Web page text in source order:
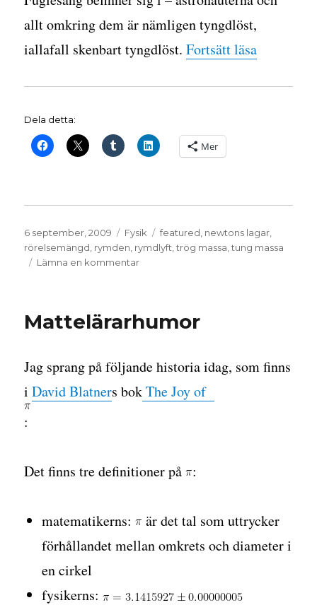
allt omkring dem är nämligen tyngdlöst,
iallafall skenbart tyngdlöst.Fortsätt läsa”Svenskt
Dela detta:
Mer
Publicerat
den
6 september, 2009 Kategorier
Fysik Etiketter
featured newtons lagar
rörelsemängd rymden rymdlyft ,trög massa ,tung massa
Lämna en kommentartill
”rymdlyft”!
Mattelärarhumor
Jag sprang på följande historia idag, som finns
iDavid Blatners bokThe Joy of
:
Det finns tre definitioner på :
matematikerns: är det tal som uttrycker
förhållandet mellan omkrets och diameter i
en cirkel
fysikerns: